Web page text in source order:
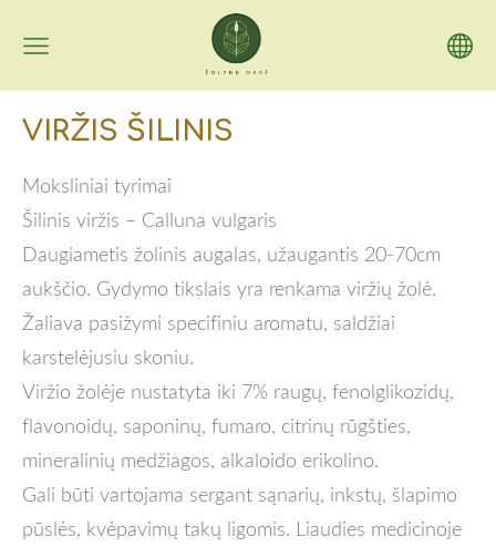
VIRŽIS ŠILINIS
Moksliniai tyrimai
Šilinis viržis – Calluna vulgaris
Daugiametis žolinis augalas, užaugantis 20-70cm
aukščio. Gydymo tikslais yra renkama viržių žolė.
Žaliava pasižymi specifiniu aromatu, saldžiai
karstelėjusiu skoniu.
Viržio žolėje nustatyta iki 7% raugų, fenolglikozidų,
flavonoidų, saponinų, fumaro, citrinų rūgšties,
mineralinių medžiagos, alkaloido erikolino.
Gali būti vartojama sergant sąnarių, inkstų, šlapimo
pūslės, kvėpavimų takų ligomis. Liaudies medicinoje